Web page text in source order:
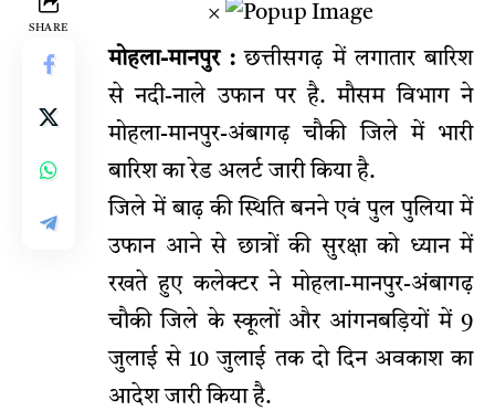
SHARE
×
मोहला-मानपुर :छत्तीसगढ़ में लगातार बारिश
से नदी-नाले उफान पर है. मौसम विभाग ने
मोहला-मानपुर-अंबागढ़ चौकी जिले में भारी
बारिश का रेड अलर्ट जारी किया है.
जिले में बाढ़ की स्थिति बनने एवं पुल पुलिया में
उफान आने से छात्रों की सुरक्षा को ध्यान में
रखते हुए कलेक्टर ने मोहला-मानपुर-अंबागढ़
चौकी जिले के स्कूलों और आंगनबड़ियों में 9
जुलाई से 10 जुलाई तक दो दिन अवकाश का
आदेश जारी किया है.